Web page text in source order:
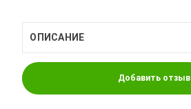
ОПИСАНИЕ
Добавить отзыв